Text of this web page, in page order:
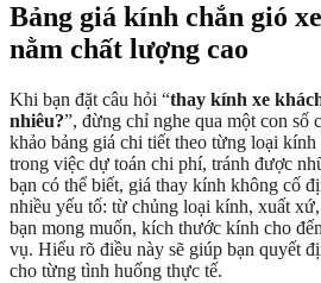
Bảng giá kính chắn gió
nằm chất lượng cao
Khi bạn đặt câu hỏi “thay kính xe
nhiêu?”, đừng chỉ nghe qua một con số
khảo bảng giá chi tiết theo từng loại
trong việc dự toán chi phí, tránh được
bạn có thể biết, giá thay kính không cố
nhiều yếu tố: từ chủng loại kính, xuất
bạn mong muốn, kích thước kính cho
vụ. Hiểu rõ điều này sẽ giúp bạn quyết
cho từng tình huống thực tế.